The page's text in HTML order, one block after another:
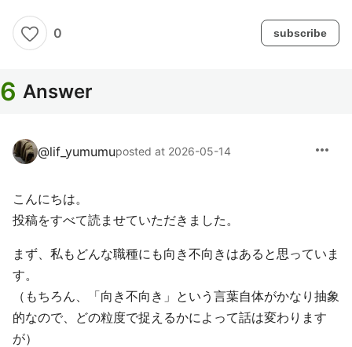
0 subscribe
6 Answer
@lif_yumumuposted at 2026-05-14 more_horiz
こんにちは。
投稿をすべて読ませていただきました。
まず、私もどんな職種にも向き不向きはあると思っていま
す。
（もちろん、「向き不向き」という言葉自体がかなり抽象
的なので、どの粒度で捉えるかによって話は変わります
が）